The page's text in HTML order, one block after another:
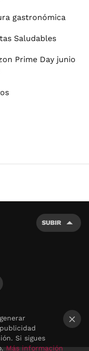
gastronómica
Saludables
Prime Day junio
SUBIR
Si sigues
Más información